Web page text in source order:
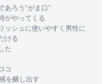
あろう“がま口”
がやってくる
ッシュに使いやすく男性に
ける
た
コ
を醸し出す